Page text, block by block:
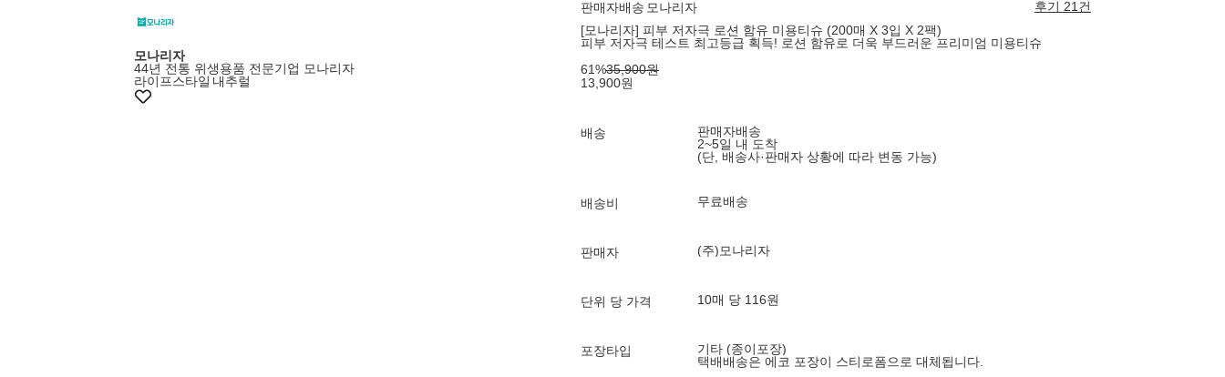
모나리자
44년 전통 위생용품 전문기업 모나리자
라이프스타일 내추럴
판매자배송 모나리자
후기 21건
[모나리자] 피부 저자극 로션 함유 미용티슈 (200매 X 3입 X 2팩)
피부 저자극 테스트 최고등급 획득! 로션 함유로 더욱 부드러운 프리미엄 미용티슈
61%35,900원
13,900원
배송
판매자배송
2~5일 내 도착
(단, 배송사·판매자 상황에 따라 변동 가능)
배송비 무료배송
판매자 (주)모나리자
단위 당 가격 10매 당 116원
포장타입
기타 (종이포장)
택배배송은 에코 포장이 스티로폼으로 대체됩니다.